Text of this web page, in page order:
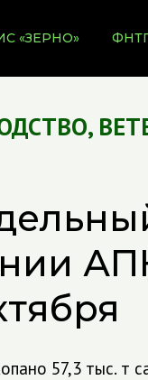
«ЗЕРНО»
,
57,3 тыс. т